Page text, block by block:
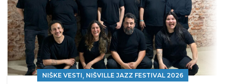
NIŠKE VESTI, NIŠVILLE JAZZ FESTIVAL 2026